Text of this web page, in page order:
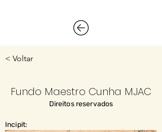
< Voltar
Fundo Maestro Cunha MJAC
Direitos reservados
Incipit: